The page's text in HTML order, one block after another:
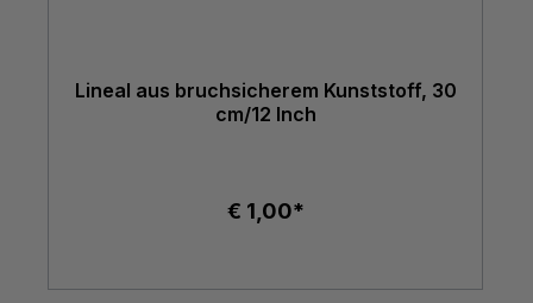
Lineal aus bruchsicherem Kunststoff, 30
cm/12 Inch
€ 1,00*